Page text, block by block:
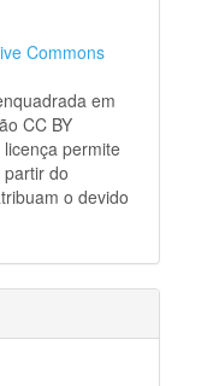
Commons
em
CC BY
licença permite
do
o devido